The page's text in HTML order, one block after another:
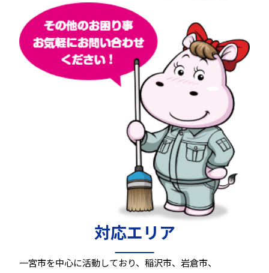
対応エリア
一宮市を中心に活動しており、稲沢市、岩倉市、